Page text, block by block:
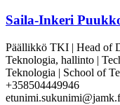
Saila-Inkeri
Päällikkö TKI | Head of
Teknologia, hallinto |
Teknologia | School of
+358504449946